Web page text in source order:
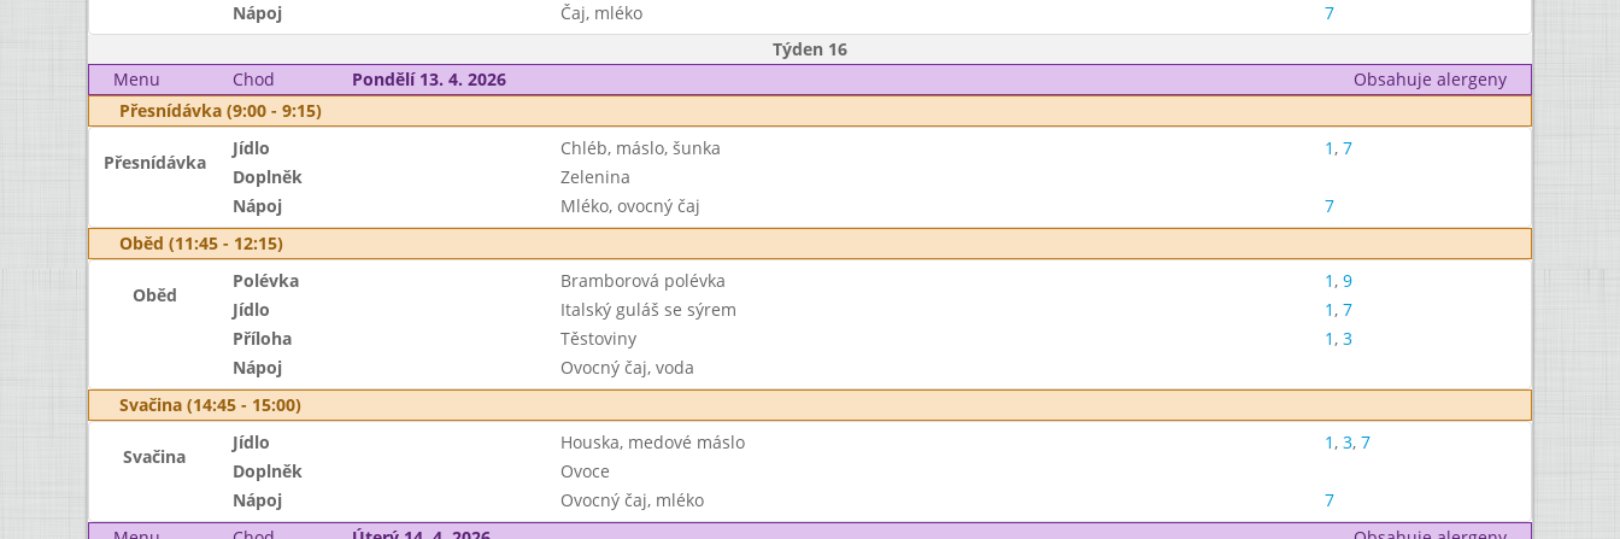
Nápoj
Čaj, mléko
7
Týden 16
Menu
Chod Pondělí 13. 4. 2026
Obsahuje alergeny
Přesnídávka (9:00 - 9:15)
Přesnídávka
Jídlo Chléb, máslo, šunka 1, 7
Doplněk
Zelenina
Nápoj
Mléko, ovocný čaj
7
Oběd (11:45 - 12:15)
Oběd
Polévka Bramborová polévka 1, 9
Jídlo
Italský guláš se sýrem 1, 7
Příloha
Těstoviny 1, 3
Nápoj
Ovocný čaj, voda
Svačina (14:45 - 15:00)
Svačina
Jídlo Houska, medové máslo 1, 3, 7
Doplněk
Ovoce
Nápoj
Ovocný čaj, mléko
7